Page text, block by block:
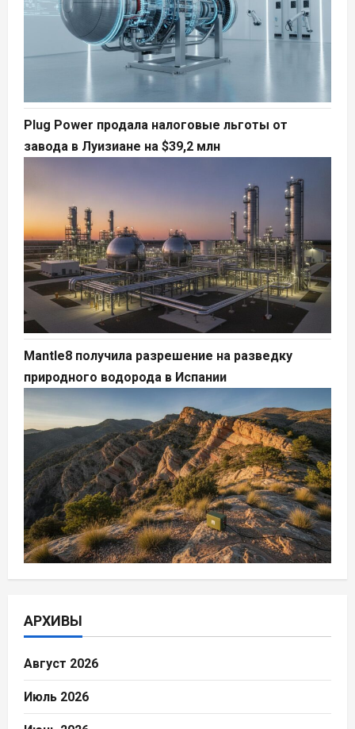
Plug Power продала налоговые льготы от
завода в Луизиане на $39,2 млн
Mantle8 получила разрешение на разведку
природного водорода в Испании
АРХИВЫ
Август 2026
Июль 2026